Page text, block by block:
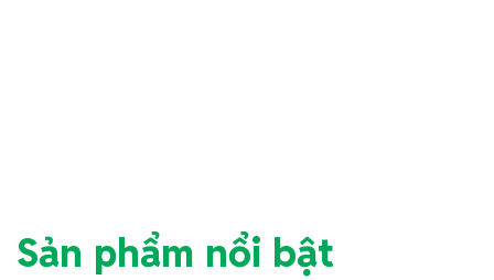
Sản phẩm nổi bật